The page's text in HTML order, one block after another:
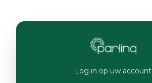
Log in op uw account